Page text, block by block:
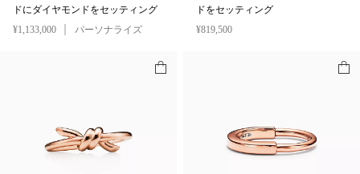
ドにダイヤモンドをセッティング
¥1,133,000
パーソナライズ
ドをセッティング
¥819,500